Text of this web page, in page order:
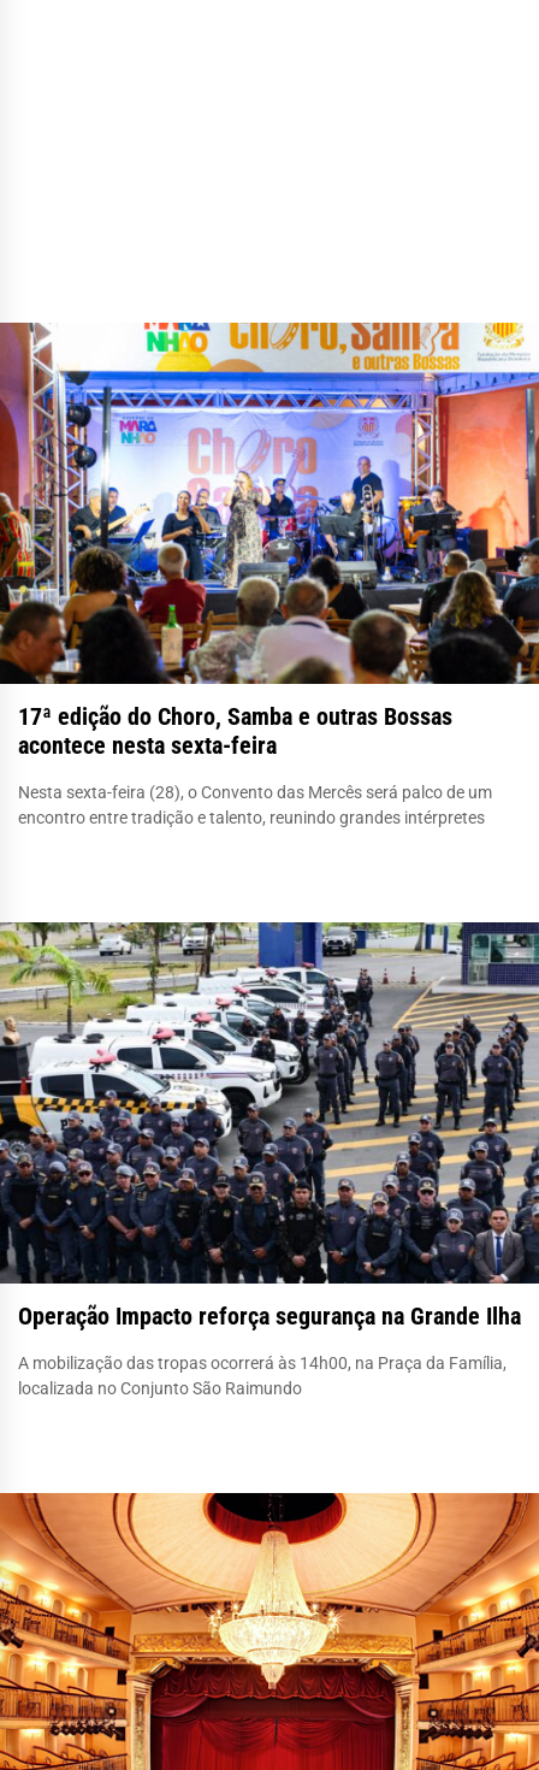
17ª edição do Choro, Samba e outras Bossas
acontece nesta sexta-feira
Nesta sexta-feira (28), o Convento das Mercês será palco de um
encontro entre tradição e talento, reunindo grandes intérpretes
Operação Impacto reforça segurança na Grande Ilha
A mobilização das tropas ocorrerá às 14h00, na Praça da Família,
localizada no Conjunto São Raimundo